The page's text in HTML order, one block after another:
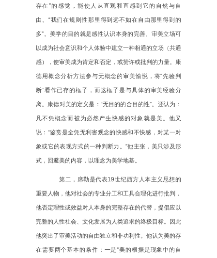
存在”的感觉，能使人从直观和直感到它的自然与自
由。“我们在规则性那里得到远不如在自由那里得到的
多”。美学的目的就是感性认识本身的完善。审美立场可
以成为社会意识和个人体验中建立一种相通的立场（共通
感），使审美成为肯定和否定，或赞许或批判的力量。康
德用概念分析方法参与无概念的审美愉悦，将“先验判
断”看作已存的框子，而这框子是与具体的审美经验分
离。康德对美的定义是：“无目的的合目的性”。还认为：
凡不凭概念而被为必然产生快感的对象就是美。他又
说：“鉴赏是全凭无利害观念的快感和不快感，对某一对
象或它的表现方式的一种判断力。”他主张，美只涉及形
式，回避美的内容，以理念为美学地基。
第二，席勒是代表19世纪西方人本主义思想的
重要人物，他对社会的专业分工和工具合理化进行批判，
他否定理性或效益对人本身的完整存在的代替，提倡应以
完整的人性社会、文化发展为人类追求的终极目标。因此
他突出了审美活动的自由独立和非功利性。他认为美的存
在需要两个基本的条件：一是“美的根据是现象中的自